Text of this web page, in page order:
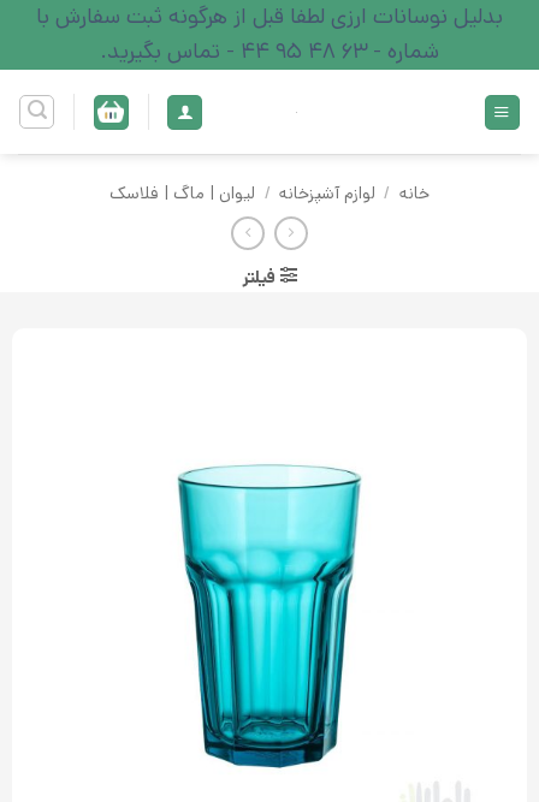
content
بدلیل نوسانات ارزی لطفا قبل از هرگونه ثبت سفارش با
شماره - 63 48 95 44 - تماس بگیرید.
خانه / لوازم آشپزخانه / لیوان | ماگ | فلاسک
فیلتر